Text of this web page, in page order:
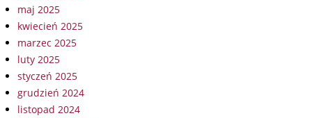
maj 2025
kwiecień 2025
marzec 2025
luty 2025
styczeń 2025
grudzień 2024
listopad 2024